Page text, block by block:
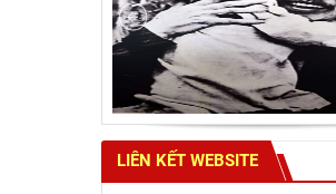
LIÊN KẾT WEBSITE